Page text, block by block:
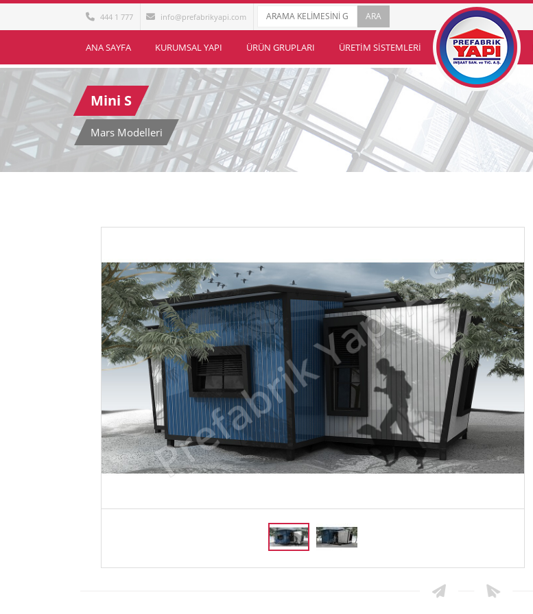
444 1 777 info@prefabrikyapi.com
ANA SAYFA KURUMSAL YAPI ÜRÜN GRUPLARI ÜRETIM SISTEMLERI
Mini S
Mars Modelleri